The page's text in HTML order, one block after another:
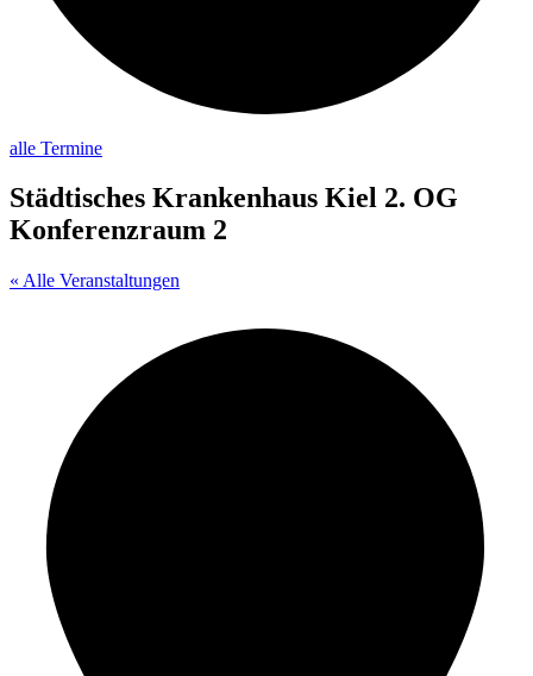
alle Termine
Städtisches Krankenhaus Kiel 2. OG
Konferenzraum 2
« Alle Veranstaltungen